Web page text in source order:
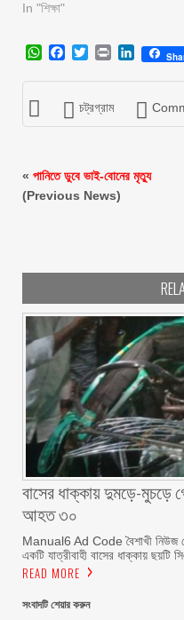
In "শিক্ষা"
WhatsApp
Facebook
Twitter
Print
চট্রগ্রাম
« পানিতে ডুবে ভাই-বোনের মৃত্যু
(Previous News)
বাসের ধাক্কায় দুমড়ে-মুচড়ে
আহত ৩০
Manual6 Ad Code বৈশাখী নিউজ
একটি যাত্রীবাহী বাসের ধাক্কায় ছয়টি
READ MORE
সংবাদটি শেয়ার করুন